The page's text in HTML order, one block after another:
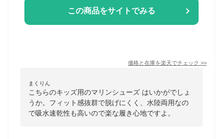
この商品をサイトでみる
価格と在庫を楽天でチェック >>
まくりん
こちらのキッズ用のマリンシューズ はいかがでしょ
うか。フィット感抜群で脱げにくく、水陸両用なの
で吸水速乾性も高いので楽な履き心地ですよ。